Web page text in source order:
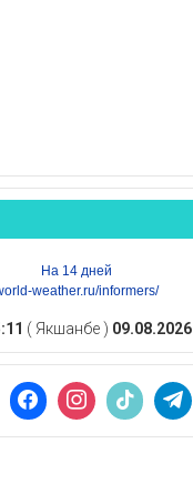
На 14 дней
weather.ru/informers/
( Якшанбе ) 09.08.2026